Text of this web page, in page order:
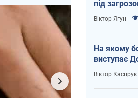
під
критична
Віктор Ягун
На якому
виступає
Віктор Каспрук